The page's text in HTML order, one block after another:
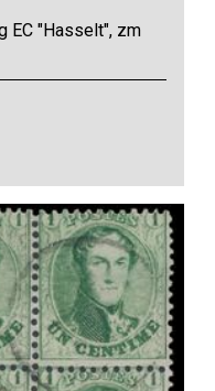
EC "Hasselt", zm